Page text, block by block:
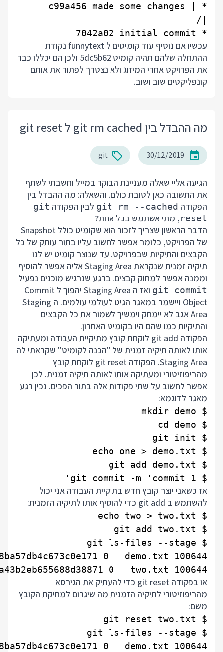
* 7042a02 initial commit
עכשיו אם נוסיף עוד קומיטים ל funnytext נקודת
ההתחלה שלהם תהיה קומיט 5dc5b62 ולכן הם יכללו כבר
את הפרויקט אחרי המיזוג ולא נצטרך לפתור את אותם
קונפליקטים שוב ושוב.
מה ההבדל בין git rm cached ל git reset
30/12/2019
git
הגיעה אליי שאלה מעניינת הבוקר במייל וחשבתי לשתף
את התשובה כאן לטובת כולם. והשאלה: מה ההבדל בין
הפקודה git rm --cached לבין הפקודה git
reset, מתי אשתמש בכל אחת?
הדבר הראשון שצריך לזכור הוא שקומיט כולל Snapshot
של הפרויקט, כלומר אפשר לחשוב עליו בתור עותק של כל
הקבצים והתיקיות שבפרויקט. עד שנוצר קומיט יש לנו
תיקיה זמנית שנקראת Staging Area אליה אפשר להוסיף
וממנה אפשר למחוק קבצים. ברגע שנרגיש מוכנים נפעיל
git commit
ואז ה Staging Area יהפוך ל Commit
Object ויישמר במאגר הגיט לעולמי עולמים. ה Staging
Area אגב לא יימחק וימשיך לשמור את כל הקבצים
והתיקיות כמו שהם היו בקומיט האחרון.
הפקודה git add לוקחת קובץ מתיקיית העבודה ומעתיקה
אותו לאותה תיקיה זמנית של "הכנה לקומיט" שקראתי לה
Staging Area. הפקודה git reset לוקחת קובץ
מהריפוזיטורי ומעתיקה אותו לאותה תיקיה זמנית. לכן
אפשר לחשוב על שתי פקודות אלה בתור הפכים. נכין רגע
מאגר לדוגמא:
$ git commit -m 'commit 1'
אז כשאני יוצר קובץ חדש בתיקיית העבודה אני יכול
להשתמש ב git add כדי להוסיף אותו לתיקיה הזמנית:
100644 f719efd430d52bcfc8566a43b2eb655688d38871 0   two.txt
או בפקודה git reset כדי להעתיק את הגירסא
מהריפוזיטורי לתיקיה הזמנית מה שיגרום למחיקת הקובץ
משם:
100644 5626abf0f72e58d7a153368ba57db4c673c0e171 0   demo.txt